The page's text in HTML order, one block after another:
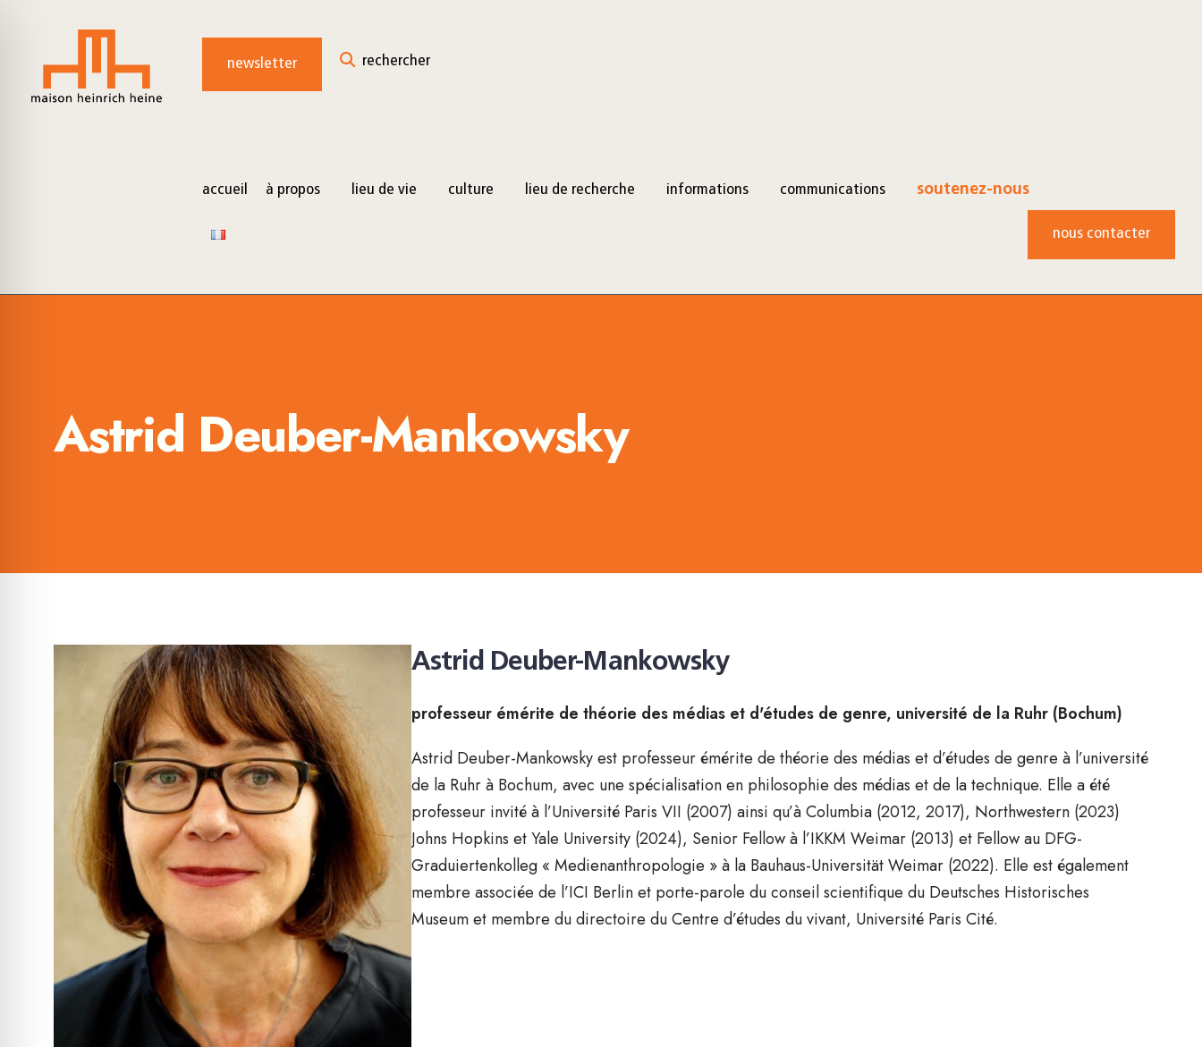
content
newsletter rechercher
accueil à propos lieu de vie culture lieu de recherche informations communications soutenez-nous
nous contacter
Astrid Deuber-Mankowsky
Astrid Deuber-Mankowsky
professeur émérite de théorie des médias et d'études de genre, université de la Ruhr (Bochum)
Astrid Deuber-Mankowsky est professeur émérite de théorie des médias et d’études de genre à l’université
de la Ruhr à Bochum, avec une spécialisation en philosophie des médias et de la technique. Elle a été
professeur invité à l’Université Paris VII (2007) ainsi qu’à Columbia (2012, 2017), Northwestern (2023)
Johns Hopkins et Yale University (2024), Senior Fellow à l’IKKM Weimar (2013) et Fellow au DFG-
Graduiertenkolleg « Medienanthropologie » à la Bauhaus-Universität Weimar (2022). Elle est également
membre associée de l’ICI Berlin et porte-parole du conseil scientifique du Deutsches Historisches
Museum et membre du directoire du Centre d’études du vivant, Université Paris Cité.